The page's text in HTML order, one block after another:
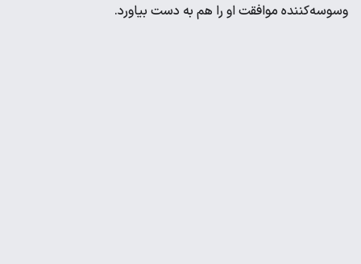
‌وسوسه‌کننده موافقت او را هم به دست بیاورد. ‌